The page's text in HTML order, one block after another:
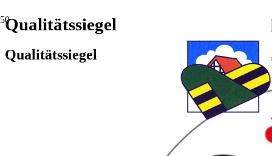
Qualitätssiegel
Qualitätssiegel